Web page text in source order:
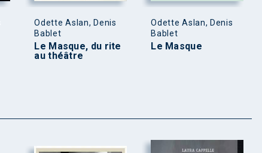
Odette Aslan, Denis
Bablet
Le Masque, du rite
au théâtre
Odette Aslan, Denis
Bablet
Le Masque